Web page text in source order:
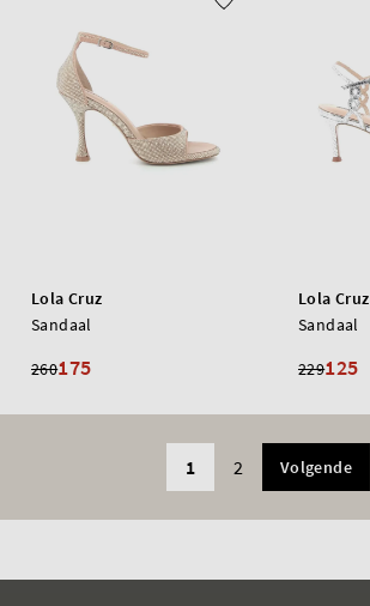
Lola Cruz
Sandaal
260175
Lola Cruz
Sandaal
229125
1 2 Volgende